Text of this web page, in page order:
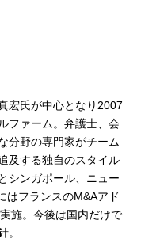
宏氏が中心となり2007
ファーム。弁護士、会
分野の専門家がチーム
及する独自のスタイル
シンガポール、ニュー
はフランスのM&Aアド
施。今後は国内だけで
。